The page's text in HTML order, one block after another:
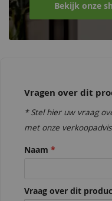
Bekijk onze
Vragen over dit
* Stel hier uw vraag
met onze
Naam
Vraag over dit